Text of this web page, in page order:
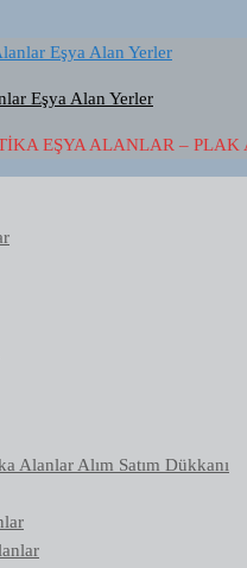
Eşya Alan Yerler
EŞYA ALANLAR –
Alanlar Alım Satım Dükkanı